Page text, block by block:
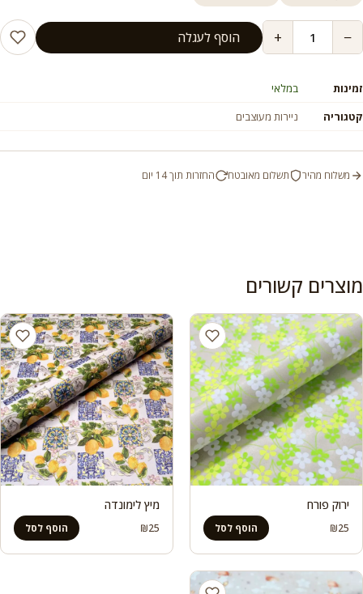
−
+ הוסף לעגלה
זמינות
במלאי
קטגוריה
ניירות מעוצבים
משלוח מהיר תשלום מאובטח החזרות תוך 14 יום
מוצרים קשורים
ירוק פורח
₪25 הוסף לסל
מיץ לימונדה
₪25 הוסף לסל